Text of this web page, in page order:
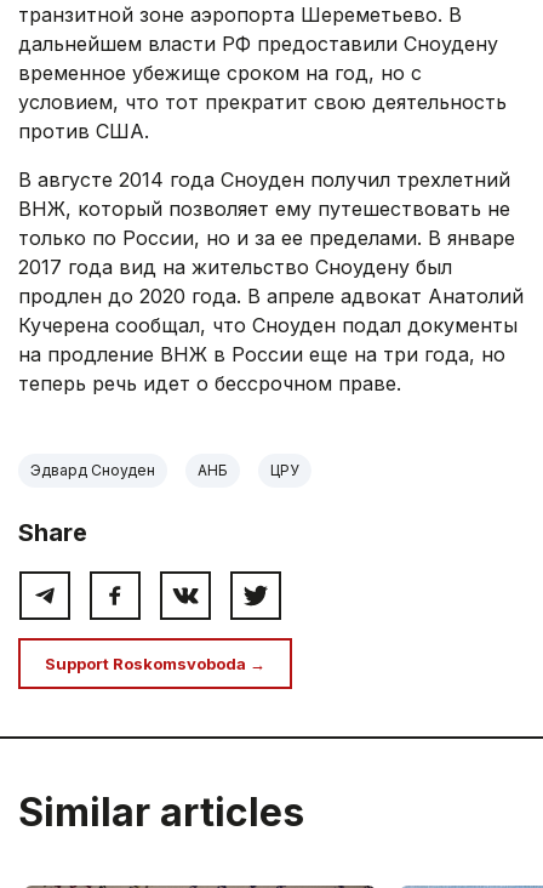
транзитной зоне аэропорта Шереметьево. В
дальнейшем власти РФ предоставили Сноудену
временное убежище сроком на год, но с
условием, что тот прекратит свою деятельность
против США.
В августе 2014 года Сноуден получил трехлетний
ВНЖ, который позволяет ему путешествовать не
только по России, но и за ее пределами. В январе
2017 года вид на жительство Сноудену был
продлен до 2020 года. В апреле адвокат Анатолий
Кучерена сообщал, что Сноуден подал документы
на продление ВНЖ в России еще на три года, но
теперь речь идет о бессрочном праве.
Эдвард Сноуден АНБ ЦРУ
Share
Support Roskomsvoboda →
Similar articles